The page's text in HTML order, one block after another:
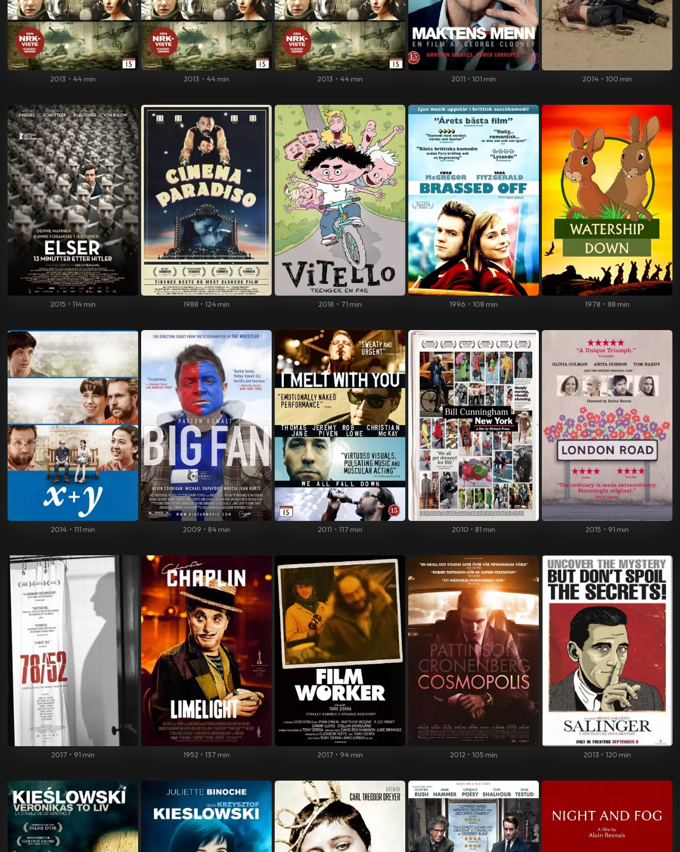
2013 • 44 min 2013 • 44 min 2013 • 44 min 2011 • 101 min 2014 • 100 min
2015 • 114 min 1988 • 124 min 2018 • 71 min 1996 • 108 min 1978 • 88 min
2014 • 111 min 2009 • 84 min 2011 • 117 min 2010 • 81 min 2015 • 91 min
2017 • 91 min 1952 • 137 min 2017 • 94 min 2012 • 105 min 2013 • 120 min